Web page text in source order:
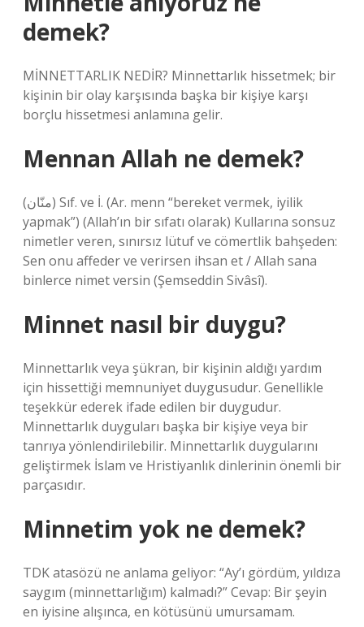
demek?
MİNNETTARLIK NEDİR? Minnettarlık hissetmek; bir
kişinin bir olay karşısında başka bir kişiye karşı
borçlu hissetmesi anlamına gelir.
Mennan Allah ne demek?
(منّان) Sıf. ve İ. (Ar. menn “bereket vermek, iyilik
yapmak”) (Allah’ın bir sıfatı olarak) Kullarına sonsuz
nimetler veren, sınırsız lütuf ve cömertlik bahşeden:
Sen onu affeder ve verirsen ihsan et / Allah sana
binlerce nimet versin (Şemseddin Sivâsî).
Minnet nasıl bir duygu?
Minnettarlık veya şükran, bir kişinin aldığı yardım
için hissettiği memnuniyet duygusudur. Genellikle
teşekkür ederek ifade edilen bir duygudur.
Minnettarlık duyguları başka bir kişiye veya bir
tanrıya yönlendirilebilir. Minnettarlık duygularını
geliştirmek İslam ve Hristiyanlık dinlerinin önemli bir
parçasıdır.
Minnetim yok ne demek?
TDK atasözü ne anlama geliyor: “Ay’ı gördüm, yıldıza
saygım (minnettarlığım) kalmadı?” Cevap: Bir şeyin
en iyisine alışınca, en kötüsünü umursamam.